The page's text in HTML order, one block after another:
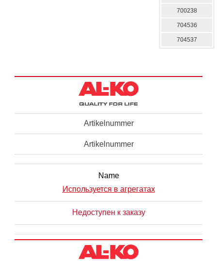
700238
704536
704537
Artikelnummer
Artikelnummer
Name
Используется в агрегатах
Недоступен к заказу